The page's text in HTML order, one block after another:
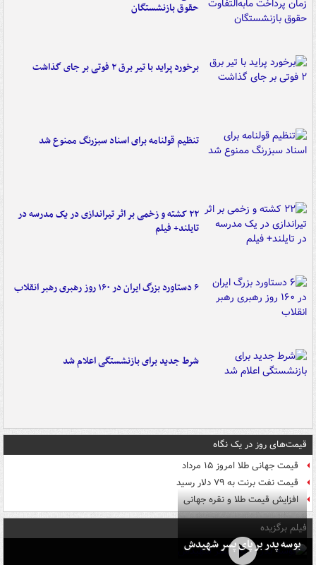
حقوق بازنشستگان
برخورد پراید با تیر برق ۲ فوتی بر جای گذاشت
تنظیم قولنامه برای اسناد سبزرنگ ممنوع شد
۲۲ کشته و زخمی بر اثر تیراندازی در یک مدرسه در
تایلند+ فیلم
۶ دستاورد بزرگ ایران در ۱۶۰ روز رهبری رهبر انقلاب
شرط جدید برای بازنشستگی اعلام شد
قیمت‌های روز در یک نگاه
قیمت جهانی طلا امروز ۱۵ مرداد
قیمت نفت برنت به ۷۹ دلار رسید
افزایش قیمت طلا و نقره جهانی
فیلم برگزیده
بوسه‌ پدر بر پای پسر شهیدش